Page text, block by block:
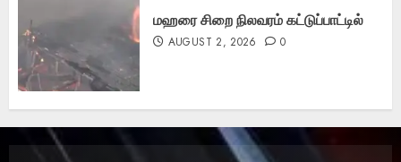
மஹரை சிறை நிலவரம் கட்டுப்பாட்டில்
AUGUST 2, 2026 0